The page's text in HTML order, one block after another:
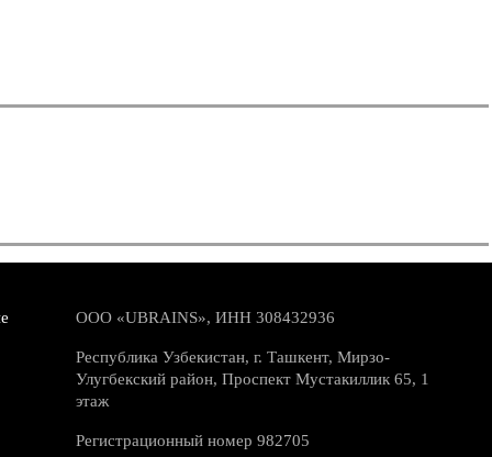
ООО «UBRAINS», ИНН 308432936
Республика Узбекистан, г. Ташкент, Мирзо-
Улугбекский район, Проспект Мустакиллик 65, 1
этаж
Регистрационный номер 982705